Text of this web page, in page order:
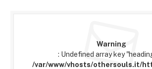
Warning
: Undefined array key
/var/www/vhosts/othersouls.it/